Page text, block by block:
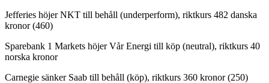
Jefferies höjer NKT till behåll (underperform), riktkurs 482 danska
kronor (460)
Sparebank 1 Markets höjer Vår Energi till köp (neutral), riktkurs 40
norska kronor
Carnegie sänker Saab till behåll (köp), riktkurs 360 kronor (250)